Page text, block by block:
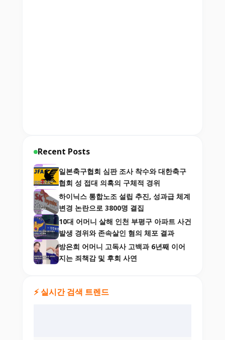
Recent Posts
일본축구협회 심판 조사 착수와 대한축구
협회 성 접대 의혹의 구체적 경위
하이닉스 통합노조 설립 추진, 성과급 체계
변경 논란으로 3800명 결집
10대 어머니 살해 인천 부평구 아파트 사건
발생 경위와 존속살인 혐의 체포 결과
방은희 어머니 고독사 고백과 6년째 이어
지는 죄책감 및 후회 사연
⚡ 실시간 검색 트렌드